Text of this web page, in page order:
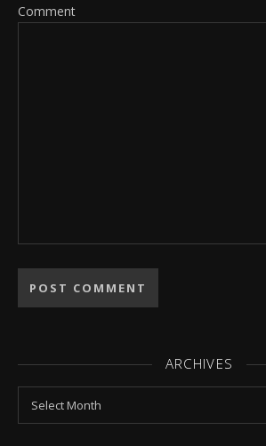
Comment
ARCHIVES
Archives